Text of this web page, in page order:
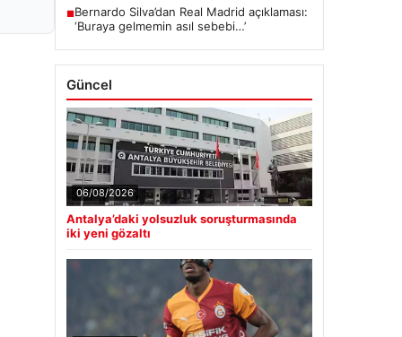
■Bernardo Silva’dan Real Madrid açıklaması:
‘Buraya gelmemin asıl sebebi…’
Güncel
06/08/2026
Antalya’daki yolsuzluk soruşturmasında
iki yeni gözaltı